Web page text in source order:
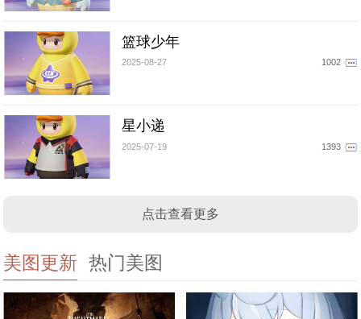
篮球少年
2025-08-27 1002
星小递
2025-07-19 1393
点击查看更多
美图更新 热门美图